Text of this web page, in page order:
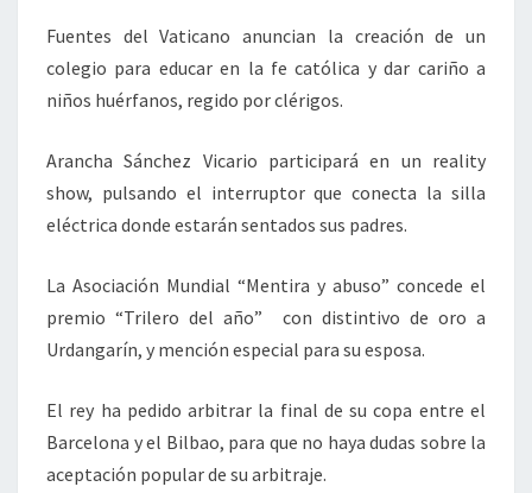
Fuentes del Vaticano anuncian la creación de un
colegio para educar en la fe católica y dar cariño a
niños huérfanos, regido por clérigos.
Arancha Sánchez Vicario participará en un reality
show, pulsando el interruptor que conecta la silla
eléctrica donde estarán sentados sus padres.
La Asociación Mundial “Mentira y abuso” concede el
premio “Trilero del año” con distintivo de oro a
Urdangarín, y mención especial para su esposa.
El rey ha pedido arbitrar la final de su copa entre el
Barcelona y el Bilbao, para que no haya dudas sobre la
aceptación popular de su arbitraje.